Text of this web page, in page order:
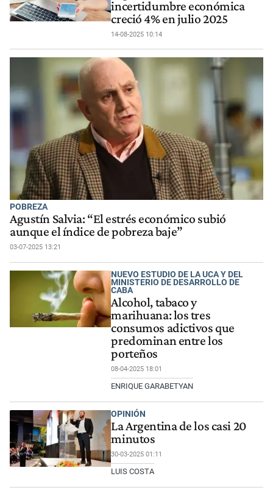
incertidumbre económica
creció 4% en julio 2025
14-08-2025 10:14
POBREZA
Agustín Salvia: “El estrés económico subió
aunque el índice de pobreza baje”
03-07-2025 13:21
NUEVO ESTUDIO DE LA UCA Y DEL
MINISTERIO DE DESARROLLO DE
CABA
Alcohol, tabaco y
marihuana: los tres
consumos adictivos que
predominan entre los
porteños
08-04-2025 18:01
ENRIQUE GARABETYAN
OPINIÓN
La Argentina de los casi 20
minutos
30-03-2025 01:11
LUIS COSTA